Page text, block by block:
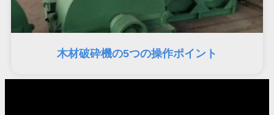
木材破砕機の5つの操作ポイント